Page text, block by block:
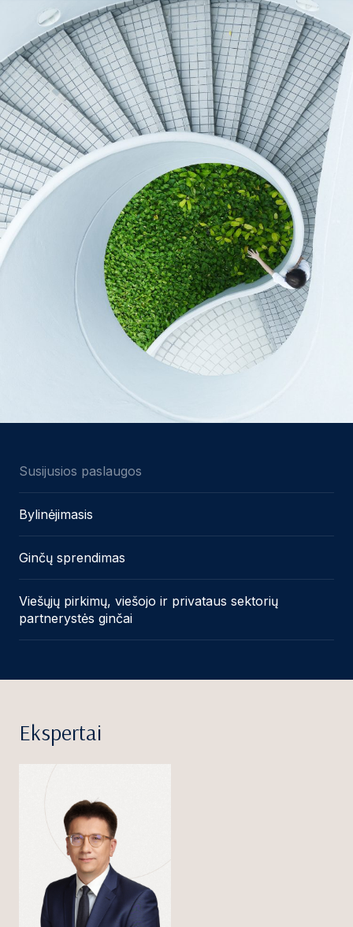
Susijusios paslaugos
Bylinėjimasis
Ginčų sprendimas
Viešųjų pirkimų, viešojo ir privataus sektorių
partnerystės ginčai
Ekspertai